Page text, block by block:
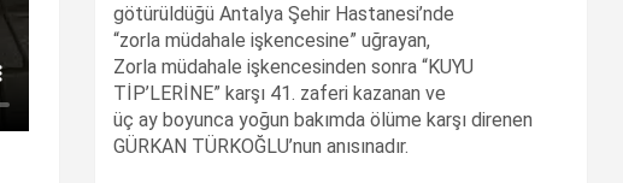
götürüldüğü Antalya Şehir Hastanesi’nde
“zorla müdahale işkencesine” uğrayan,
Zorla müdahale işkencesinden sonra “KUYU
TİP’LERİNE” karşı 41. zaferi kazanan ve
üç ay boyunca yoğun bakımda ölüme karşı direnen
GÜRKAN TÜRKOĞLU’nun anısınadır.